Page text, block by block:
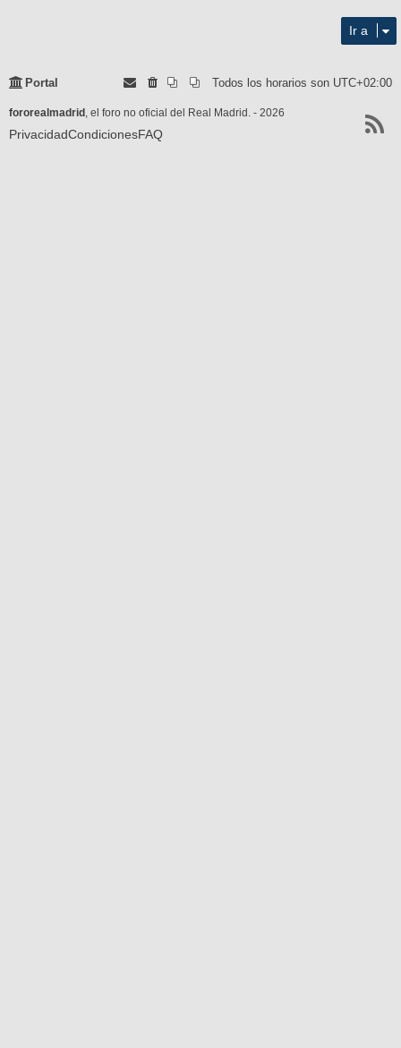
Ir a
Portal Todos los horarios son UTC+02:00
fororealmadrid , el foro no oficial del Real Madrid. - 2026
PrivacidadCondicionesFAQ